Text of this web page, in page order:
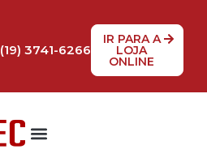
(19) 3741-6266
IR PARA A
LOJA
ONLINE